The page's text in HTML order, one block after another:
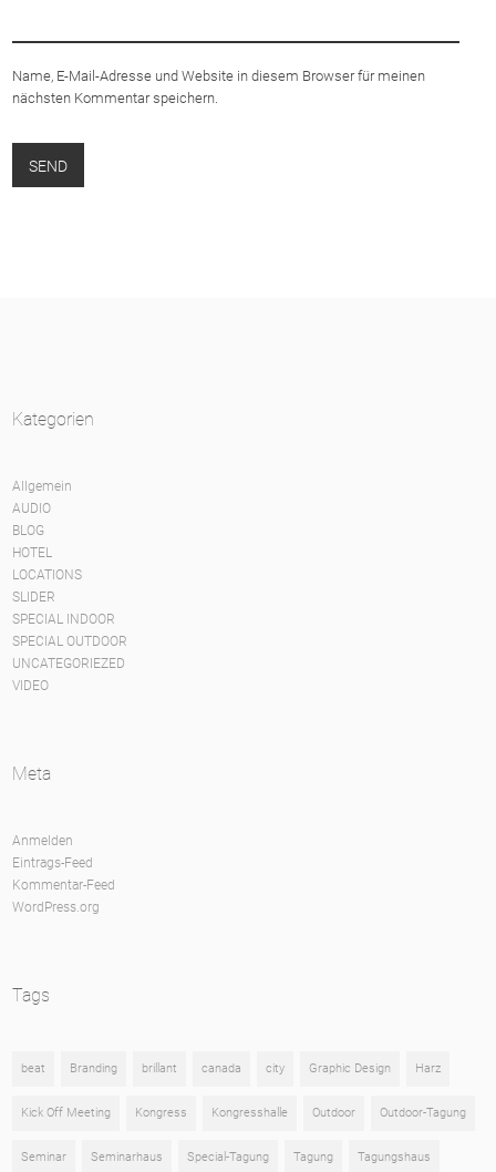
Name, E-Mail-Adresse und Website in diesem Browser für meinen
nächsten Kommentar speichern.
Kategorien
Allgemein
AUDIO
BLOG
HOTEL
LOCATIONS
SLIDER
SPECIAL INDOOR
SPECIAL OUTDOOR
UNCATEGORIEZED
VIDEO
Meta
Anmelden
Eintrags-Feed
Kommentar-Feed
WordPress.org
Tags
beat Branding brillant canada city Graphic Design Harz
Kick Off Meeting Kongress Kongresshalle Outdoor Outdoor-Tagung
Seminar Seminarhaus Special-Tagung Tagung Tagungshaus